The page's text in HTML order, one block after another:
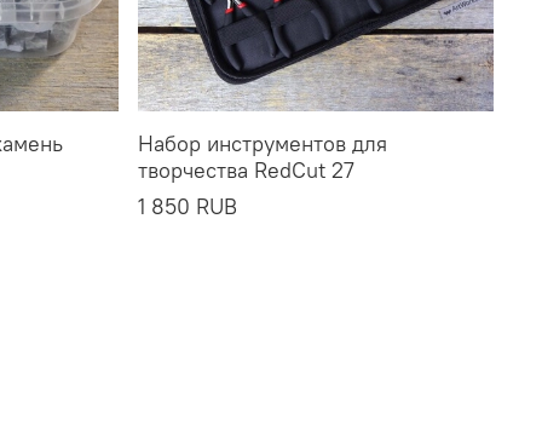
Набор инструментов для
творчества RedCut 27
1 850 RUB